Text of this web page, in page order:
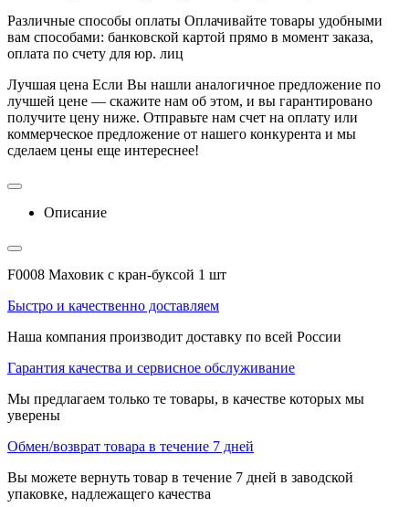
Различные способы оплаты Оплачивайте товары удобными
вам способами: банковской картой прямо в момент заказа,
оплата по счету для юр. лиц
Лучшая цена Если Вы нашли аналогичное предложение по
лучшей цене — скажите нам об этом, и вы гарантировано
получите цену ниже. Отправьте нам счет на оплату или
коммерческое предложение от нашего конкурента и мы
сделаем цены еще интереснее!
Описание
F0008 Маховик с кран-буксой 1 шт
Быстро и качественно доставляем
Наша компания производит доставку по всей России
Гарантия качества и сервисное обслуживание
Мы предлагаем только те товары, в качестве которых мы
уверены
Обмен/возврат товара в течение 7 дней
Вы можете вернуть товар в течение 7 дней в заводской
упаковке, надлежащего качества